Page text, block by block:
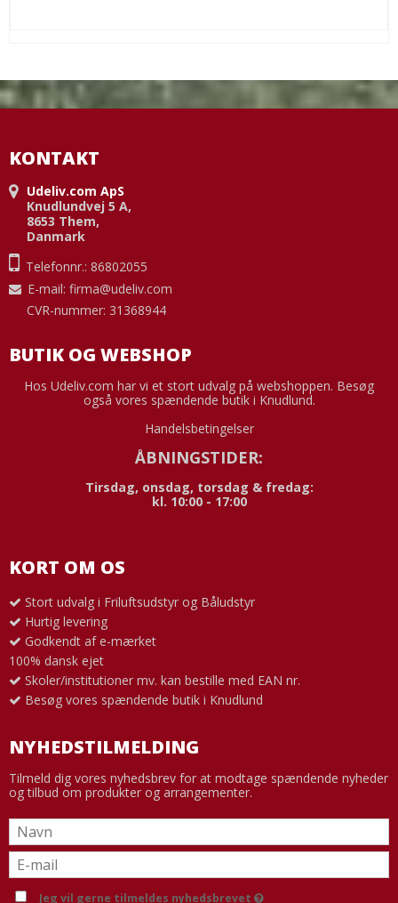
KONTAKT
Udeliv.com ApS
Knudlundvej 5 A,
8653 Them,
Danmark
Telefonnr.: 86802055
E-mail: firma@udeliv.com
CVR-nummer: 31368944
BUTIK OG WEBSHOP
Hos Udeliv.com har vi et stort udvalg på webshoppen. Besøg
også vores spændende butik i Knudlund.
Handelsbetingelser
ÅBNINGSTIDER:
Tirsdag, onsdag, torsdag & fredag:
kl. 10:00 - 17:00
KORT OM OS
Stort udvalg i Friluftsudstyr og Båludstyr
Hurtig levering
Godkendt af e-mærket
100% dansk ejet
Skoler/institutioner mv. kan bestille med EAN nr.
Besøg vores spændende butik i Knudlund
NYHEDSTILMELDING
Tilmeld dig vores nyhedsbrev for at modtage spændende nyheder
og tilbud om produkter og arrangementer.
Jeg vil gerne tilmeldes nyhedsbrevet